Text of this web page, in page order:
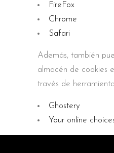
FireFox
Chrome
Safari
Además, también
almacén de cookies
través de
Ghostery
Your online